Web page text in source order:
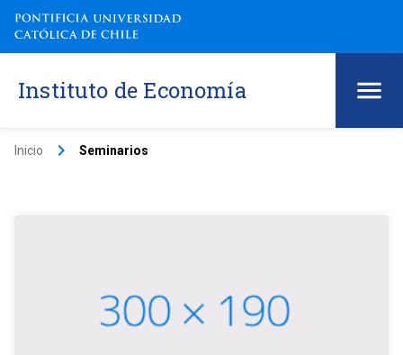
Instituto de Economía
Inicio keyboard_arrow_right Seminarios